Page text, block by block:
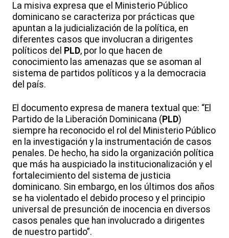
La misiva expresa que el Ministerio Público
dominicano se caracteriza por prácticas que
apuntan a la judicialización de la política, en
diferentes casos que involucran a dirigentes
políticos del PLD, por lo que hacen de
conocimiento las amenazas que se asoman al
sistema de partidos políticos y a la democracia
del país.
El documento expresa de manera textual que: “El
Partido de la Liberación Dominicana ( PLD)
siempre ha reconocido el rol del Ministerio Público
en la investigación y la instrumentación de casos
penales. De hecho, ha sido la organización política
que más ha auspiciado la institucionalización y el
fortalecimiento del sistema de justicia
dominicano. Sin embargo, en los últimos dos años
se ha violentado el debido proceso y el principio
universal de presunción de inocencia en diversos
casos penales que han involucrado a dirigentes
de nuestro partido”.